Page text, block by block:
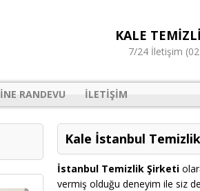
KALE
7/24 İletişim
RANDEVU ILETIŞIM
Kale İstanbul
İstanbul Temizlik Şirketi
vermiş olduğu deneyim ile siz